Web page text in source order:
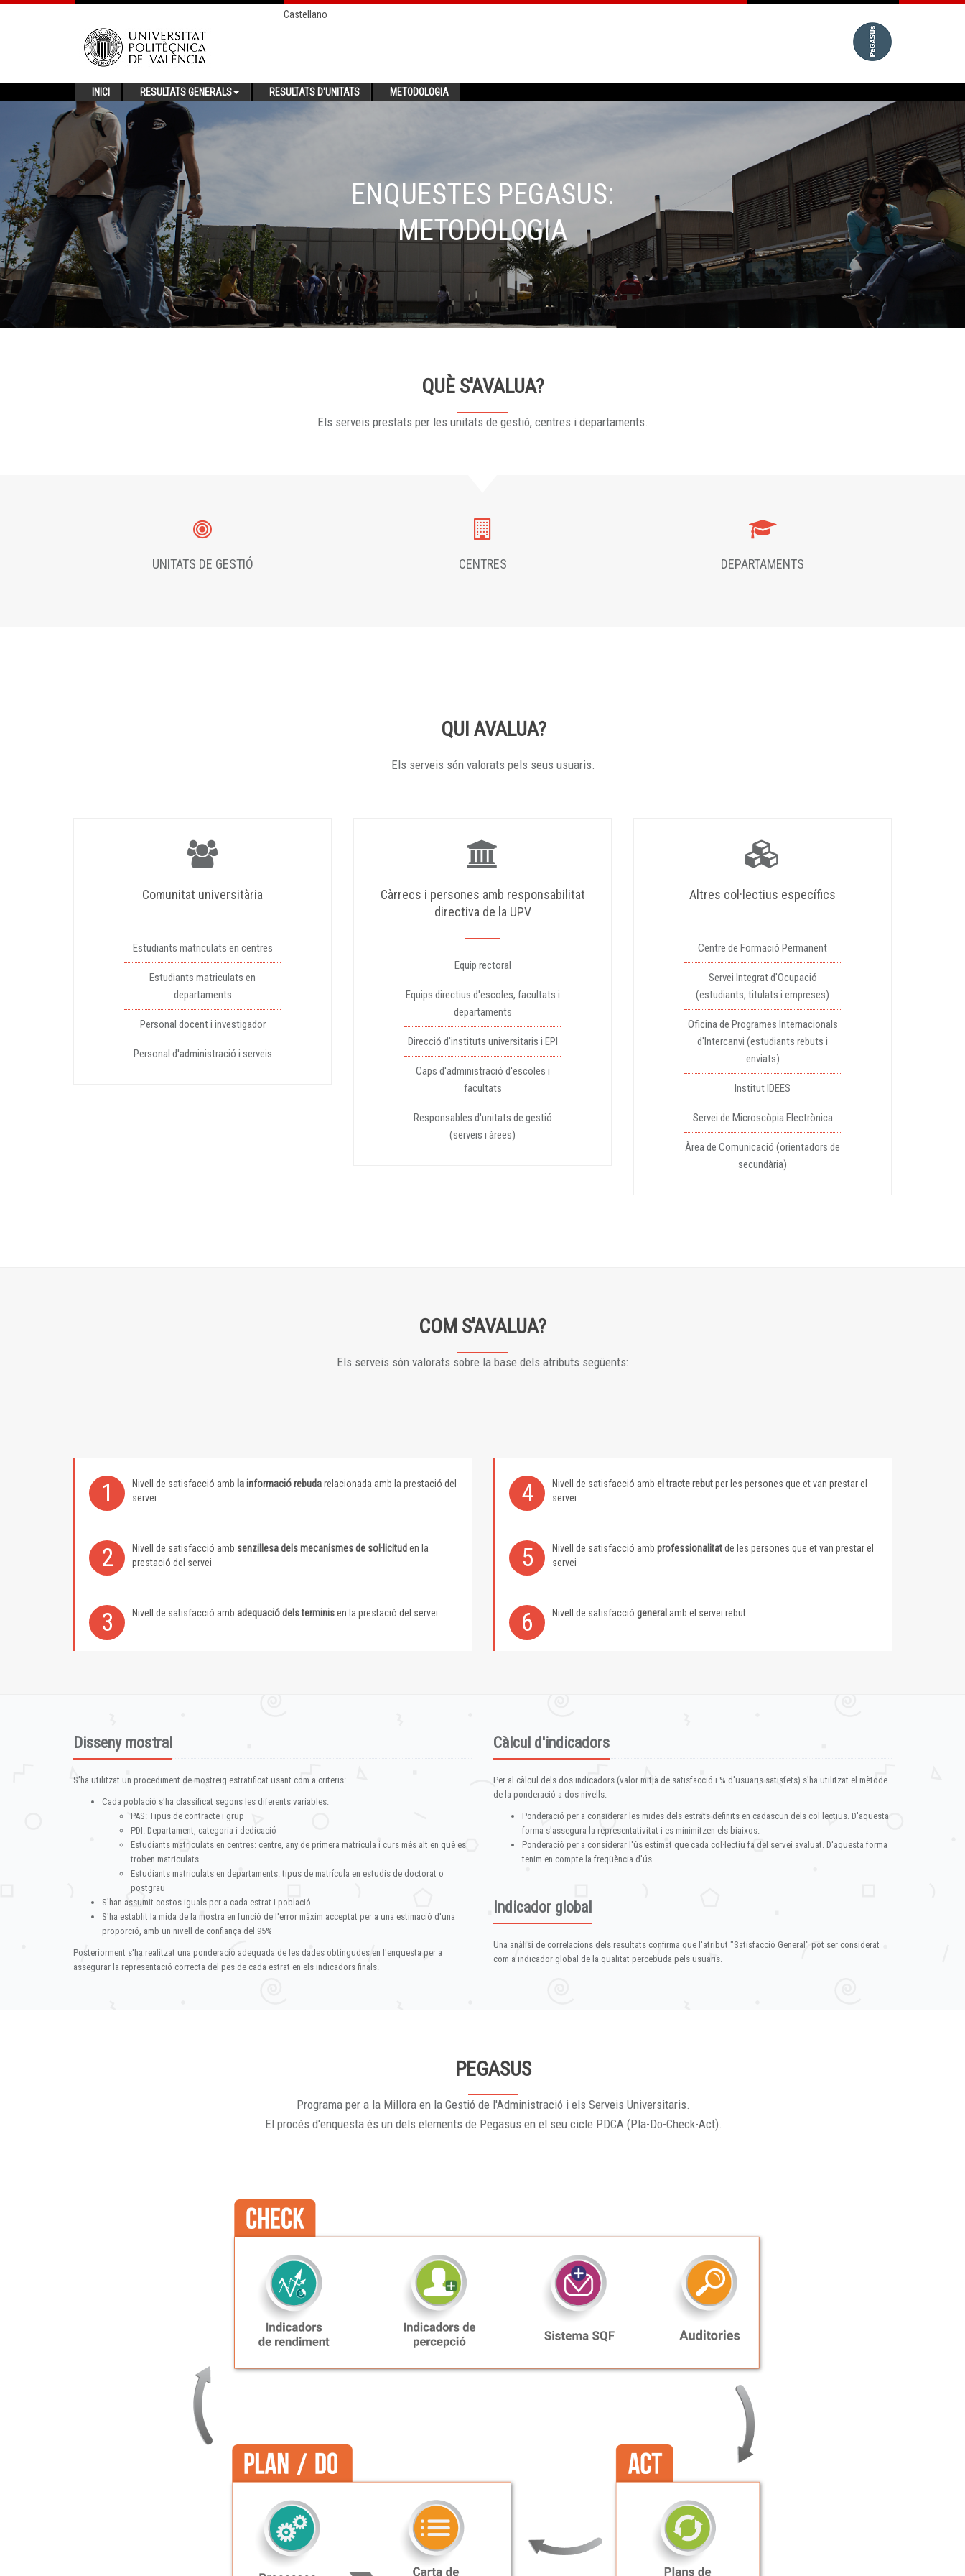
Castellano
INICI RESULTATS GENERALS RESULTATS D'UNITATS METODOLOGIA
ENQUESTES PEGASUS:
METODOLOGIA
QUÈ S'AVALUA?
Els serveis prestats per les unitats de gestió, centres i departaments.
UNITATS DE GESTIÓ CENTRES DEPARTAMENTS
QUI AVALUA?
Els serveis són valorats pels seus usuaris.
Comunitat universitària
Estudiants matriculats en centres
Estudiants matriculats en
departaments
Personal docent i investigador
Personal d'administració i serveis
Càrrecs i persones amb responsabilitat
directiva de la UPV
Equip rectoral
Equips directius d'escoles, facultats i
departaments
Direcció d'instituts universitaris i EPI
Caps d'administració d'escoles i
facultats
Responsables d'unitats de gestió
(serveis i àrees)
Altres col·lectius específics
Centre de Formació Permanent
Servei Integrat d'Ocupació
(estudiants, titulats i empreses)
Oficina de Programes Internacionals
d'Intercanvi (estudiants rebuts i
enviats)
Institut IDEES
Servei de Microscòpia Electrònica
Àrea de Comunicació (orientadors de
secundària)
COM S'AVALUA?
Els serveis són valorats sobre la base dels atributs següents:
1 Nivell de satisfacció amb la informació rebudarelacionada amb la prestació del
servei
4 Nivell de satisfacció amb el tracte rebutper les persones que et van prestar el
servei
2 Nivell de satisfacció amb senzillesa dels mecanismes de sol·licitud en la
prestació del servei
5 Nivell de satisfacció amb professionalitatde les persones que et van prestar el
servei
3 Nivell de satisfacció amb adequació dels terminisen la prestació del servei 6 Nivell de satisfacció general amb el servei rebut
Disseny mostral
S'ha utilitzat un procediment de mostreig estratificat usant com a criteris:
Cada població s'ha classificat segons les diferents variables:
PAS: Tipus de contracte i grup
PDI: Departament, categoria i dedicació
Estudiants matriculats en centres: centre, any de primera matrícula i curs més alt en què es
troben matriculats
Estudiants matriculats en departaments: tipus de matrícula en estudis de doctorat o
postgrau
S'han assumit costos iguals per a cada estrat i població
S'ha establit la mida de la mostra en funció de l'error màxim acceptat per a una estimació d'una
proporció, amb un nivell de confiança del 95%
Posteriorment s'ha realitzat una ponderació adequada de les dades obtingudes en l'enquesta per a
assegurar la representació correcta del pes de cada estrat en els indicadors finals.
Càlcul d'indicadors
Per al càlcul dels dos indicadors (valor mitjà de satisfacció i % d'usuaris satisfets) s'ha utilitzat el mètode
de la ponderació a dos nivells:
Ponderació per a considerar les mides dels estrats definits en cadascun dels col·lectius. D'aquesta
forma s'assegura la representativitat i es minimitzen els biaixos.
Ponderació per a considerar l'ús estimat que cada col·lectiu fa del servei avaluat. D'aquesta forma
tenim en compte la freqüència d'ús.
Indicador global
Una anàlisi de correlacions dels resultats confirma que l'atribut "Satisfacció General" pot ser considerat
com a indicador global de la qualitat percebuda pels usuaris.
PEGASUS
Programa per a la Millora en la Gestió de l'Administració i els Serveis Universitaris.
El procés d'enquesta és un dels elements de Pegasus en el seu cicle PDCA (Pla-Do-Check-Act).